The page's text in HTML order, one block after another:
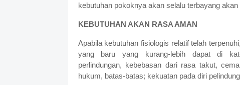
kebutuhan pokoknya akan selalu terbayang
KEBUTUHAN AKAN RASA AMAN
Apabila kebutuhan fisiologis relatif telah
yang baru yang kurang-lebih dapat di
perlindungan, kebebasan dari rasa takut,
hukum, batas-batas; kekuatan pada diri